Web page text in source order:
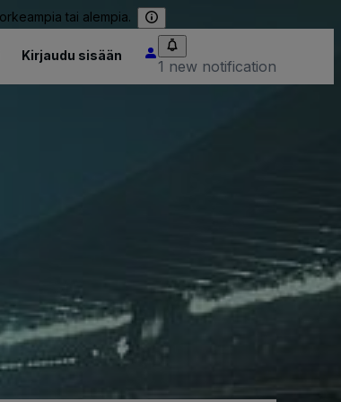
tai alempia.
Kirjaudu sisään
1 new notification